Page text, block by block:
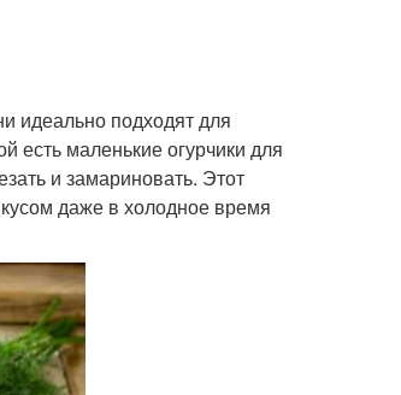
идеально подходят для
есть маленькие огурчики для
и замариновать. Этот
даже в холодное время